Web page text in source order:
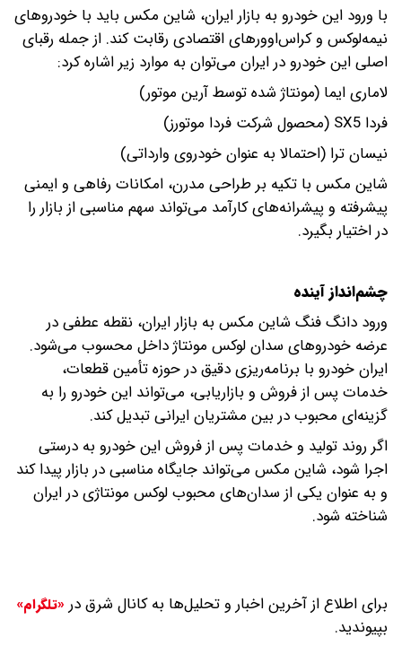
با ورود این خودرو به بازار ایران، شاین مکس باید با خودروهای
نیمه‌لوکس و کراس‌اوورهای اقتصادی رقابت کند. از جمله رقبای
اصلی این خودرو در ایران می‌توان به موارد زیر اشاره کرد:
لاماری ایما (مونتاژ شده توسط آرین موتور)
فردا SX5 (محصول شرکت فردا موتورز)
نیسان ترا (احتمالا به عنوان خودروی وارداتی)
شاین مکس با تکیه بر طراحی مدرن، امکانات رفاهی و ایمنی
پیشرفته و پیشرانه‌های کارآمد می‌تواند سهم مناسبی از بازار را
در اختیار بگیرد.
چشم‌انداز آینده
ورود دانگ فنگ شاین مکس به بازار ایران، نقطه عطفی در
عرضه خودروهای سدان لوکس مونتاژ داخل محسوب می‌شود.
ایران خودرو با برنامه‌ریزی دقیق در حوزه تأمین قطعات،
خدمات پس از فروش و بازاریابی، می‌تواند این خودرو را به
گزینه‌ای محبوب در بین مشتریان ایرانی تبدیل کند.
اگر روند تولید و خدمات پس از فروش این خودرو به درستی
اجرا شود، شاین مکس می‌تواند جایگاه مناسبی در بازار پیدا کند
و به عنوان یکی از سدان‌های محبوب لوکس مونتاژی در ایران
شناخته شود.
برای اطلاع از آخرین اخبار و تحلیل‌ها به کانال شرق در «تلگرام»
بپیوندید.